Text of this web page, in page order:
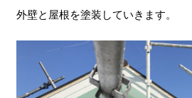
外壁と屋根を塗装していきます。